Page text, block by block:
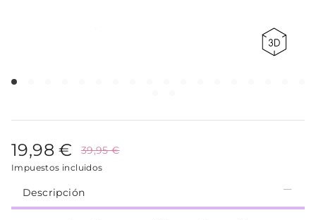
19,98 € 39,95 €
Impuestos incluidos
Descripción